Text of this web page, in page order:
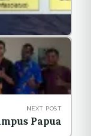
NEXT POST
Papua